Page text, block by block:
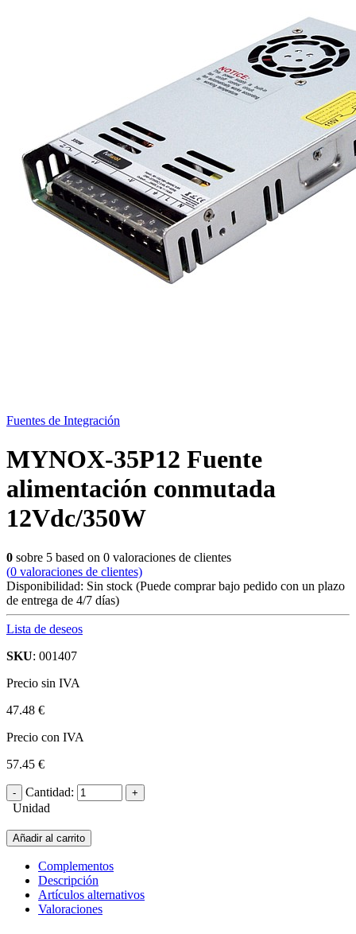
Fuentes de Integración
MYNOX-35P12 Fuente
alimentación conmutada
12Vdc/350W
0 sobre 5 based on 0 valoraciones de clientes
(0 valoraciones de clientes)
Disponibilidad: Sin stock (Puede comprar bajo pedido con un plazo
de entrega de 4/7 días)
Lista de deseos
SKU: 001407
Precio sin IVA
47.48 €
Precio con IVA
57.45 €
Cantidad:
Unidad
Añadir al carrito
Complementos
Descripción
Artículos alternativos
Valoraciones